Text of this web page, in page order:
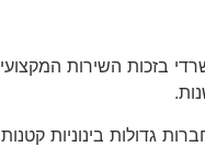
בזכות השירות המקצועי
גדולות בינוניות קטנות